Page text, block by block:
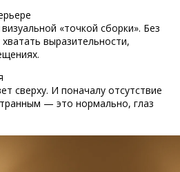
«точкой сборки». Без
выразительности,
сверху. И поначалу отсутствие
— это нормально, глаз